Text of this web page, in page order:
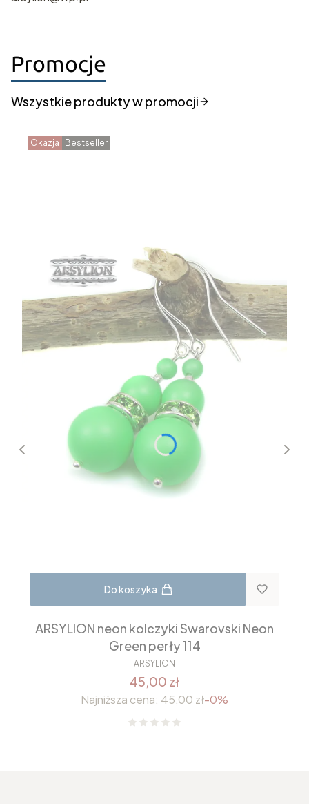
Promocje
Wszystkie produkty w promocji
Okazja Bestseller
Do koszyka
ARSYLION neon kolczyki Swarovski Neon
Green perły 114
ARSYLION
45,00 zł
Najniższa cena: 45,00 zł-0%